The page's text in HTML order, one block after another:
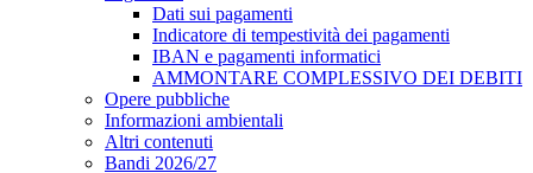
Dati sui pagamenti
Indicatore di tempestività dei pagamenti
IBAN e pagamenti informatici
AMMONTARE COMPLESSIVO DEI DEBITI
Opere pubbliche
Informazioni ambientali
Altri contenuti
Bandi 2026/27